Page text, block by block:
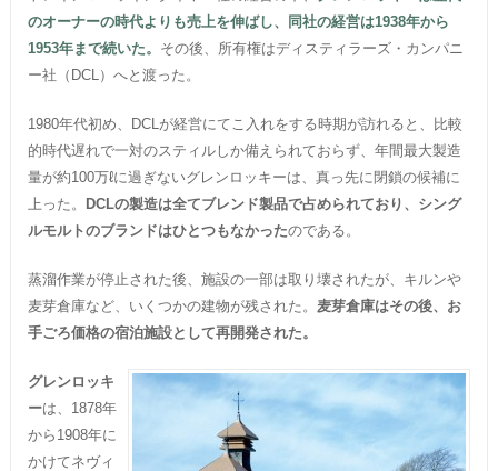
のオーナーの時代よりも売上を伸ばし、同社の経営は1938年から
1953年まで続いた。 その後、所有権はディスティラーズ・カンパニ
ー社（DCL）へと渡った。
1980年代初め、DCLが経営にてこ入れをする時期が訪れると、比較
的時代遅れで一対のスティルしか備えられておらず、年間最大製造
量が約100万ℓに過ぎないグレンロッキーは、真っ先に閉鎖の候補に
上った。
DCLの製造は全てブレンド製品で占められており、シング
ルモルトのブランドはひとつもなかったのである。
蒸溜作業が停止された後、施設の一部は取り壊されたが、キルンや
麦芽倉庫など、いくつかの建物が残された。 麦芽倉庫はその後、お
手ごろ価格の宿泊施設として再開発された。
グレンロッキ
ーは、1878年
から1908年に
かけてネヴィ